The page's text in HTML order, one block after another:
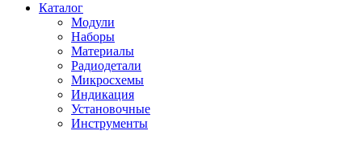
Каталог
Модули
Наборы
Материалы
Радиодетали
Микросхемы
Индикация
Установочные
Инструменты